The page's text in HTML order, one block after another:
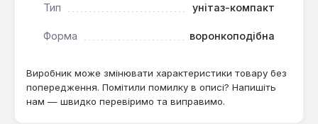
Тихе наповнення бачка: Нижнє підведення
води сприяє зниженню рівня шуму під час
наповнення бачка, підвищуючи комфорт
Довгострокова надійність:Шестирічна
гарантія від виробника підтверджує високу
Тип унітаз-компакт
Форма воронкоподібна
Виробник може змінювати характеристики товару без
попередження. Помітили помилку в описі? Напишіть
нам — швидко перевіримо та виправимо.